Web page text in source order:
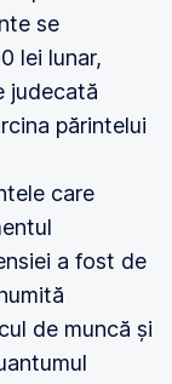
se
lei lunar,
judecată
părintelui
care
a fost de
de muncă și